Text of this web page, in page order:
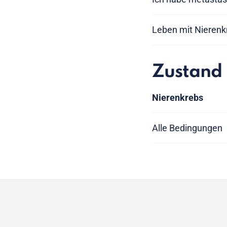
Leben mit
Zustand
Nierenkrebs
Alle Bedingungen